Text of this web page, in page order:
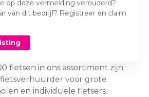
op deze vermelding verouderd?
van dit bedrijf? Registreer en claim
fietsen in ons assortiment zijn
voor grote
en individuele fietsers.